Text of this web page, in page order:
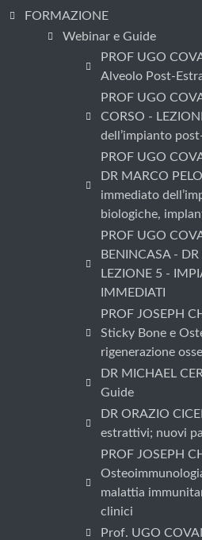
FORMAZIONE
Webinar e Guide
PROF UGO
Alveolo Post-
PROF UGO
CORSO -
dell’impianto
PROF UGO
DR MARCO
immediato
biologiche,
PROF UGO
BENINCASA -
LEZIONE 5 -
IMMEDIATI
PROF JOSEPH
Sticky Bone e
rigenerazione
DR MICHAEL
Guide
DR ORAZIO
estrattivi; nuovi
PROF JOSEPH
malattia
clinici
Prof. UGO